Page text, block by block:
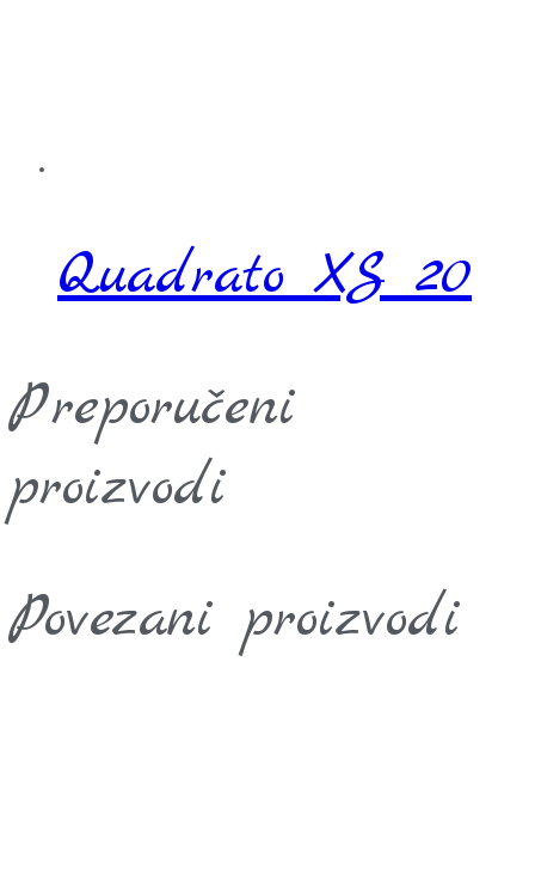
Quadrato XS 20
Preporučeni
proizvodi
Povezani proizvodi